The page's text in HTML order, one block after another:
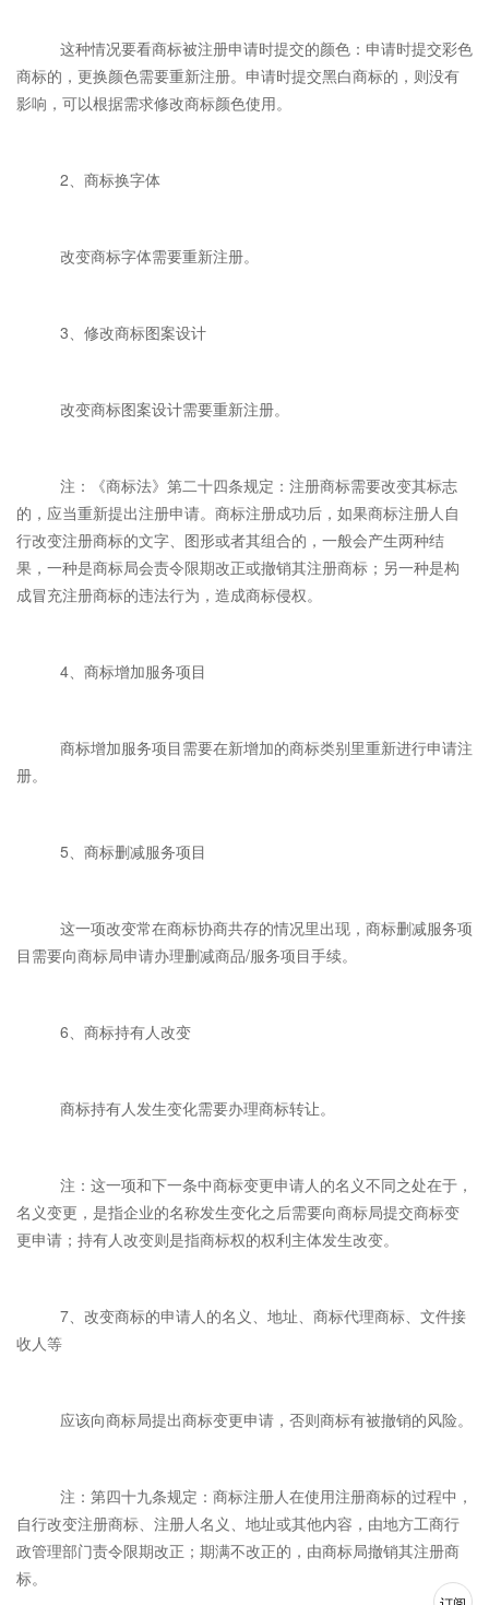
这种情况要看商标被注册申请时提交的颜色：申请时提交彩色
商标的，更换颜色需要重新注册。申请时提交黑白商标的，则没有
影响，可以根据需求修改商标颜色使用。
2、商标换字体
改变商标字体需要重新注册。
3、修改商标图案设计
改变商标图案设计需要重新注册。
注：《商标法》第二十四条规定：注册商标需要改变其标志
的，应当重新提出注册申请。商标注册成功后，如果商标注册人自
行改变注册商标的文字、图形或者其组合的，一般会产生两种结
果，一种是商标局会责令限期改正或撤销其注册商标；另一种是构
成冒充注册商标的违法行为，造成商标侵权。
4、商标增加服务项目
商标增加服务项目需要在新增加的商标类别里重新进行申请注
册。
5、商标删减服务项目
这一项改变常在商标协商共存的情况里出现，商标删减服务项
目需要向商标局申请办理删减商品/服务项目手续。
6、商标持有人改变
商标持有人发生变化需要办理商标转让。
注：这一项和下一条中商标变更申请人的名义不同之处在于，
名义变更，是指企业的名称发生变化之后需要向商标局提交商标变
更申请；持有人改变则是指商标权的权利主体发生改变。
7、改变商标的申请人的名义、地址、商标代理商标、文件接
收人等
应该向商标局提出商标变更申请，否则商标有被撤销的风险。
注：第四十九条规定：商标注册人在使用注册商标的过程中，
自行改变注册商标、注册人名义、地址或其他内容，由地方工商行
政管理部门责令限期改正；期满不改正的，由商标局撤销其注册商
标。